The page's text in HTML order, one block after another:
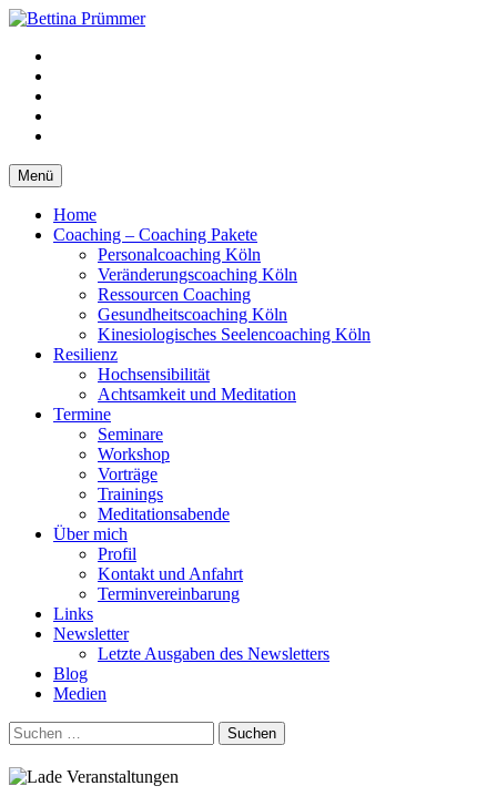
Springe
Inhalt
Menü
Home
Coaching – Coaching Pakete
Personalcoaching Köln
Veränderungscoaching Köln
Ressourcen Coaching
Gesundheitscoaching Köln
Kinesiologisches Seelencoaching Köln
Resilienz
Hochsensibilität
Achtsamkeit und Meditation
Termine
Seminare
Workshop
Vorträge
Trainings
Meditationsabende
Über mich
Profil
Kontakt und Anfahrt
Terminvereinbarung
Links
Newsletter
Letzte Ausgaben des Newsletters
Blog
Medien
Suchen
nach: